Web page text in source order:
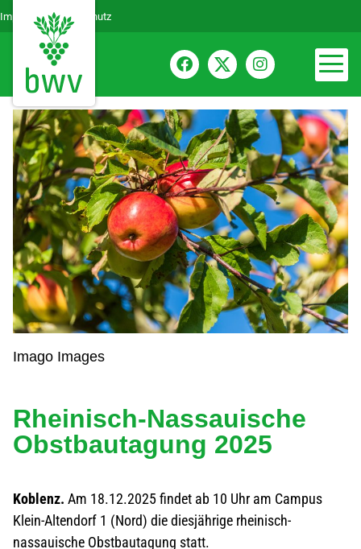
ImpressumDatenschutz
Imago Images
Rheinisch-Nassauische
Obstbautagung 2025
Koblenz. Am 18.12.2025 findet ab 10 Uhr am Campus
Klein-Altendorf 1 (Nord) die diesjährige rheinisch-
nassauische Obstbautagung statt.